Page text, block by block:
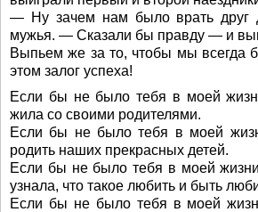
— Ну зачем нам было врать друг
мужья. — Сказали бы правду — и
Выпьем же за то, чтобы мы всегда
этом залог успеха!
Если бы не было тебя в моей
жила со своими родителями.
Если бы не было тебя в моей
родить наших прекрасных детей.
Если бы не было тебя в моей
узнала, что такое любить и быть
Если бы не было тебя в моей